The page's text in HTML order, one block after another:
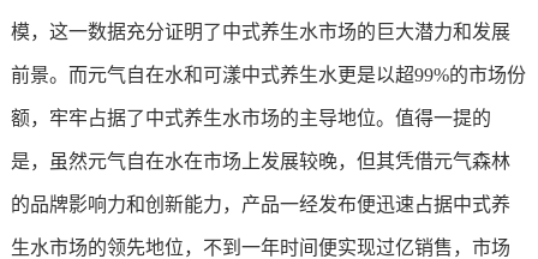
模，这一数据充分证明了中式养生水市场的巨大潜力和发展
前景。而元气自在水和可漾中式养生水更是以超99%的市场份
额，牢牢占据了中式养生水市场的主导地位。值得一提的
是，虽然元气自在水在市场上发展较晚，但其凭借元气森林
的品牌影响力和创新能力，产品一经发布便迅速占据中式养
生水市场的领先地位，不到一年时间便实现过亿销售，市场